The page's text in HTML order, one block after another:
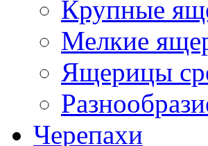
Крупные
Мелкие
Ящерицы
Черепахи